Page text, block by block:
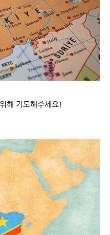
해 기도해주세요!